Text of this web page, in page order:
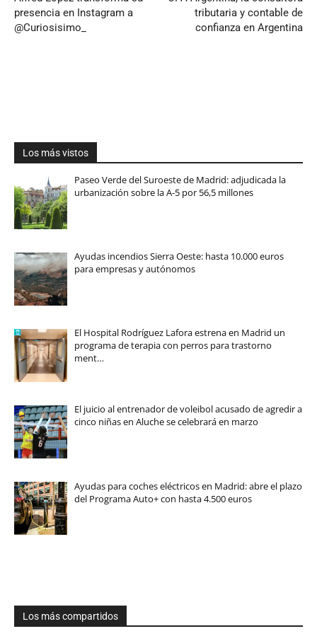
presencia en Instagram a
@Curiosisimo_
tributaria y contable de
confianza en Argentina
Los más vistos
Paseo Verde del Suroeste de Madrid: adjudicada la
urbanización sobre la A-5 por 56,5 millones
Ayudas incendios Sierra Oeste: hasta 10.000 euros
para empresas y autónomos
El Hospital Rodríguez Lafora estrena en Madrid un
programa de terapia con perros para trastorno
ment…
El juicio al entrenador de voleibol acusado de agredir a
cinco niñas en Aluche se celebrará en marzo
Ayudas para coches eléctricos en Madrid: abre el plazo
del Programa Auto+ con hasta 4.500 euros
Los más compartidos